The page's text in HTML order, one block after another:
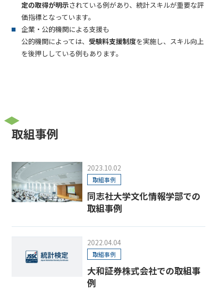
定の取得が明示されている例があり、統計スキルが重要な評
価指標となっています。
企業・公的機関による支援も
公的機関によっては、 受験料支援制度を実施し、スキル向上
を後押ししている例もあります。
取組事例
2023.10.02
取組事例
同志社大学文化情報学部での
取組事例
2022.04.04
取組事例
大和証券株式会社での取組事
例